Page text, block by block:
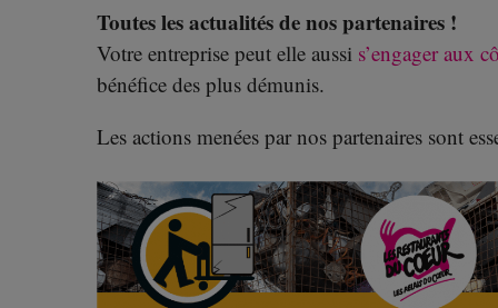
Toutes les actualités de nos partenaires !
Votre entreprise peut elle aussi s’engager aux
bénéfice des plus démunis.
Les actions menées par nos partenaires sont
2 juin 2020
et apporte son soutien aux Restos !
21 janvier 2020
KIABI s’est mobilisé pour le Giving Tuesday 2019
!